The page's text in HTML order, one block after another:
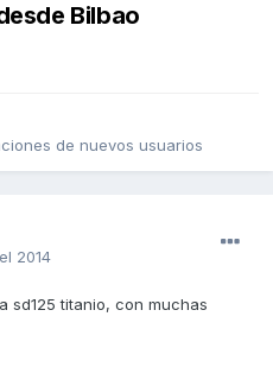
Bilbao
de nuevos usuarios
2014
sd125 titanio, con muchas